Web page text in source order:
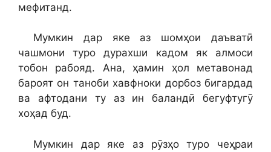
мефитанд.
Мумкин дар яке аз шомҳои даъватӣ
чашмони туро дурахши кадом як алмоси
тобон рабояд. Ана, ҳамин ҳол метавонад
бароят он таноби хавфноки дорбоз бигардад
ва афтодани ту аз ин баландӣ бегуфтугӯ
хоҳад буд.
Мумкин дар яке аз рӯзҳо туро чеҳраи